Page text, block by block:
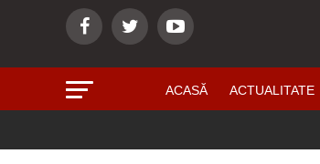
ACASĂ ACTUALITATE